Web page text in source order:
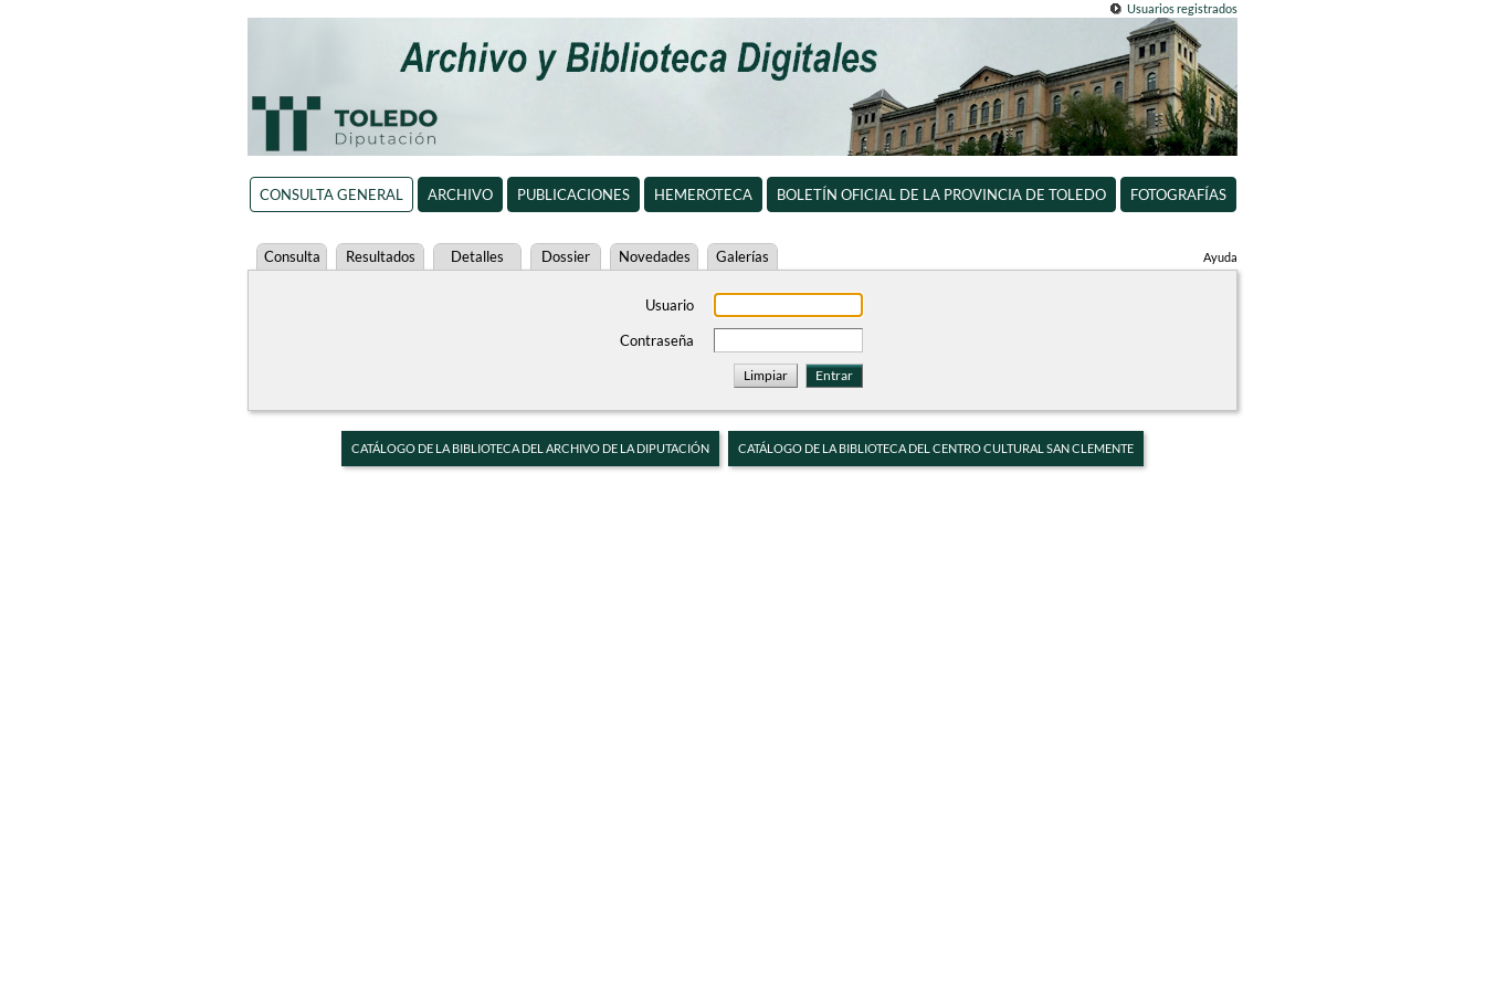
Usuarios registrados
CONSULTA GENERAL ARCHIVO PUBLICACIONES HEMEROTECA BOLETÍN OFICIAL DE LA PROVINCIA DE TOLEDO FOTOGRAFÍAS
Ayuda
Consulta Resultados Detalles Dossier Novedades Galerías
Usuario
Contraseña
CATÁLOGO DE LA BIBLIOTECA DEL ARCHIVO DE LA DIPUTACIÓN CATÁLOGO DE LA BIBLIOTECA DEL CENTRO CULTURAL SAN CLEMENTE